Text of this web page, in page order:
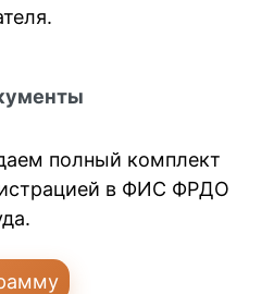
полный комплект
в ФИС ФРДО